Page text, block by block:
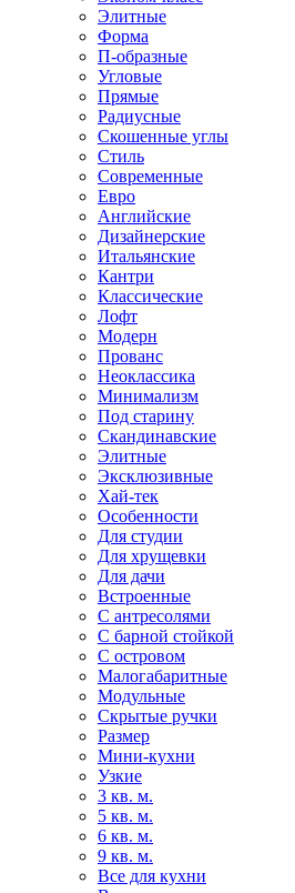
Элитные
Форма
П-образные
Угловые
Прямые
Радиусные
Скошенные углы
Стиль
Современные
Евро
Английские
Дизайнерские
Итальянские
Кантри
Классические
Лофт
Модерн
Прованс
Неоклассика
Минимализм
Под старину
Скандинавские
Элитные
Эксклюзивные
Хай-тек
Особенности
Для студии
Для хрущевки
Для дачи
Встроенные
С антресолями
С барной стойкой
С островом
Малогабаритные
Модульные
Скрытые ручки
Размер
Мини-кухни
Узкие
3 кв. м.
5 кв. м.
6 кв. м.
9 кв. м.
Все для кухни